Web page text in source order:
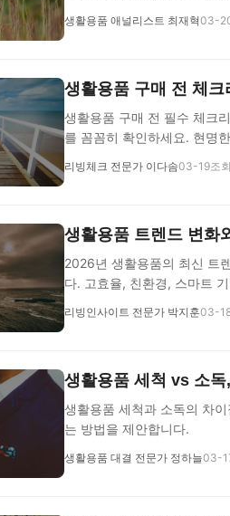
생활용품 애널리스트 최재혁03-
생활용품 구매 전 체
생활용품 구매 전 필수 체크
를 꼼꼼히 확인하세요. 현명
리빙체크 전문가 이다솜03-19조
생활용품 트렌드 변화
2026년 생활용품의 최신 트
다. 고효율, 친환경, 스마트
리빙인사이트 전문가 박지훈03-
생활용품 세척 vs 소
생활용품 세척과 소독의 차
는 방법을 제안합니다.
생활용품 대결 전문가 정하늘03-